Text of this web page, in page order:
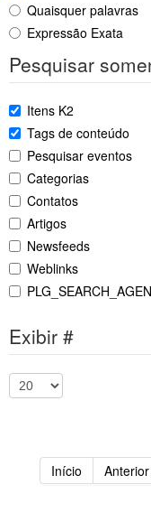
Quaisquer palavras
Expressão Exata
Pesquisar
Itens K2
Tags de conteúdo
Pesquisar eventos
Categorias
Contatos
Artigos
Newsfeeds
Weblinks
Exibir #
Início Anterior